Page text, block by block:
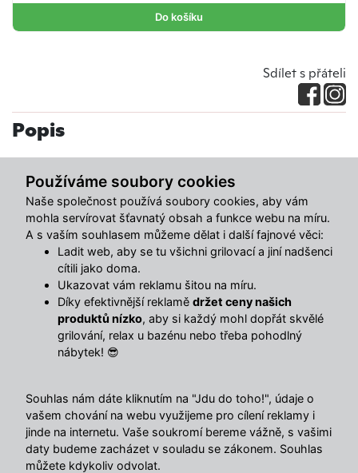
Používáme soubory cookies
Naše společnost používá soubory cookies, aby vám
mohla servírovat šťavnatý obsah a funkce webu na míru.
A s vaším souhlasem můžeme dělat i další fajnové věci:
Ladit web, aby se tu všichni grilovací a jiní nadšenci
cítili jako doma.
Ukazovat vám reklamu šitou na míru.
Díky efektivnější reklamě držet ceny našich
produktů nízko, aby si každý mohl dopřát skvělé
grilování, relax u bazénu nebo třeba pohodlný
nábytek! 😎
Souhlas nám dáte kliknutím na "Jdu do toho!", údaje o
vašem chování na webu využijeme pro cílení reklamy i
jinde na internetu. Vaše soukromí bereme vážně, s vašimi
daty budeme zacházet v souladu se zákonem. Souhlas
můžete kdykoliv odvolat.
Do košíku
Sdílet s přáteli
Popis
černáje ideální volbou pro pohodlný odpočinek na
zahradě, terase i u bazénu. Díky možnostinastavení
opěradla do více polohsi snadno přizpůsobíte sklon
přesně podle svých potřeb – ať už chcete relaxovat vleže,
číst si nebo jen pohodlně posedět.
Lehátko je vybavenopraktickými područkami, které
zvyšují komfort při vstávání i při delším odpočinku.
Konstrukce je vyrobena z pevnéocelové trubky, která
zajišťuje stabilitu a dlouhou životnost. Sedací a opěrná
která je rychleschnoucí a vhodná pro venkovní použití.
Moderní černé provedení působí elegantně a snadno jej
sladíte s ostatním zahradním nábytkem.